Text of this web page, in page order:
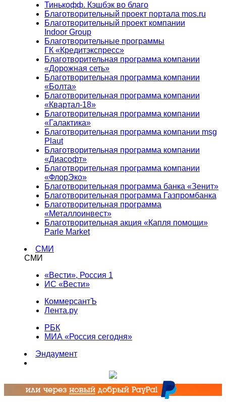
Тинькофф. Кэшбэк во благо
Благотворительный проект портала mos.ru
Благотворительный проект компании
Indoor Group
Благотворительные программы
ГК «Кредитэкспресс»
Благотворительная программа компании
«Дорожная сеть»
Благотворительная программа компании
«Болта»
Благотворительная программа компании
«Квартал-18»
Благотворительная программа компании
«Галактика»
Благотворительная программа компании msg
Plaut
Благотворительная программа компании
«Диасофт»
Благотворительная программа компании
«ФлорЭко»
Благотворительная программа банка «Зенит»
Благотворительная программа Газпромбанка
Благотворительная программа
«Металлоинвест»
Благотворительная акция «Капля помощи»
Parle Market
СМИ
СМИ
«Вести», Россия 1
ИС «Вести»
КоммерсантЪ
Лента.ру
РБК
МИА «Россия сегодня»
Эндаумент